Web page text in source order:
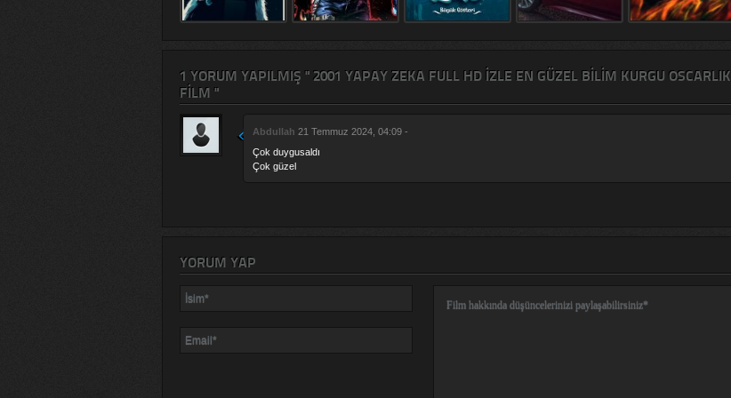
1 YORUM YAPILMIŞ " 2001 YAPAY ZEKA FULL HD IZLE EN GÜZEL BILIM KURGU OSCARLIK
FILM "
Abdullah 21 Temmuz 2024, 04:09 -
Çok duygusaldı
Çok güzel
YORUM YAP